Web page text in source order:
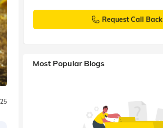
Request Call Back
Most Popular Blogs